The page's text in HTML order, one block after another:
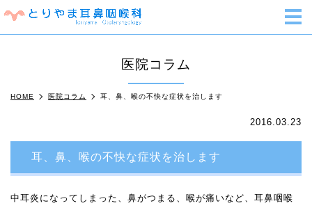
医院コラム
HOME 医院コラム 耳、鼻、喉の不快な症状を治します
2016.03.23
耳、鼻、喉の不快な症状を治します
中耳炎になってしまった、鼻がつまる、喉が痛いなど、耳鼻咽喉